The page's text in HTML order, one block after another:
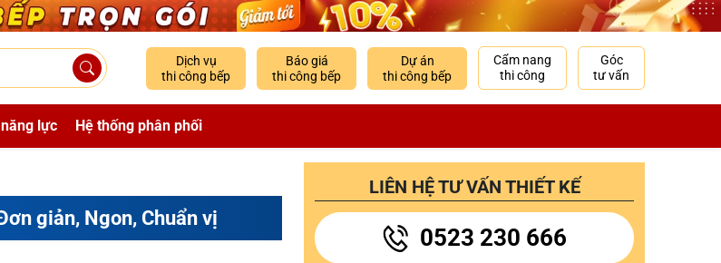
Dịch vụ
thi công bếp
Báo giá
thi công bếp
Dự án
thi công bếp
Cẩm nang
thi công
Góc
tư vấn
lực Hệ thống phân phối
giản, Ngon, Chuẩn vị
LIÊN HỆ TƯ VẤN THIẾT KẾ
0523 230 666